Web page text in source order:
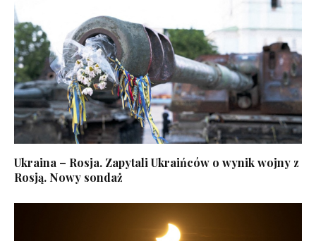
Ukraina – Rosja. Zapytali Ukraińców o wynik wojny z
Rosją. Nowy sondaż